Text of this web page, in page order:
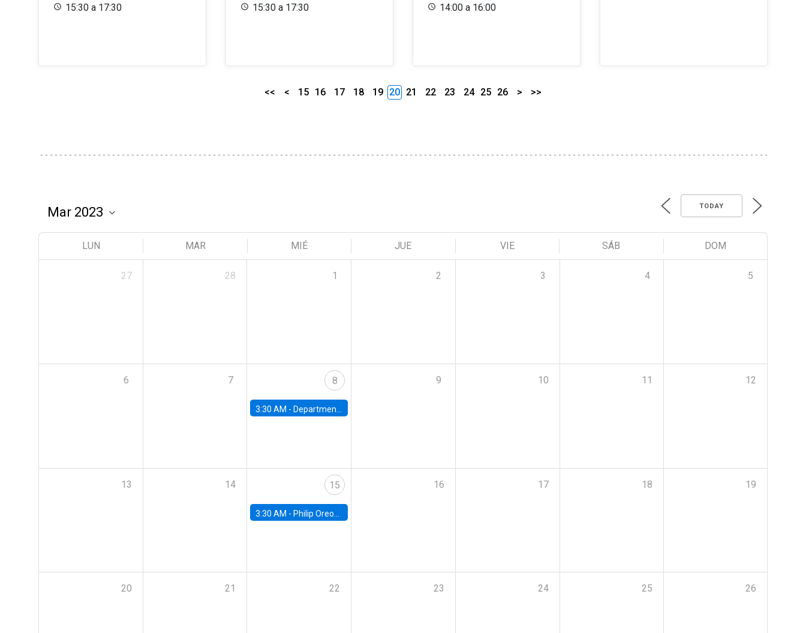
15:30 a 17:30
15:30 a 17:30
14:00 a 16:00
<< < 15 16 17 18 19 20 21 22 23 24 25 26 > >>
TODAY
LUN MAR MIÉ JUE VIE SÁB DOM
27 28 1 2 3 4 5
6 7 8
3:30 AM - Department Seminar: James Robinson
9 10 11 12
13 14 15
3:30 AM - Philip Oreopolous, University of Toronto
16 17 18 19
20 21 22 23 24 25 26